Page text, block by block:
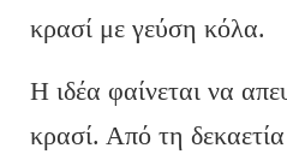
κρασί με γεύση κόλα.
Η ιδέα φαίνεται να
κρασί. Από τη